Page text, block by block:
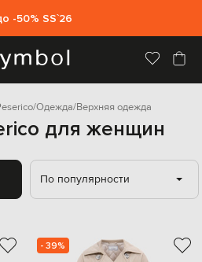
-50% SS`26
Одежда Верхняя одежда
для женщин
По популярности
- 39%